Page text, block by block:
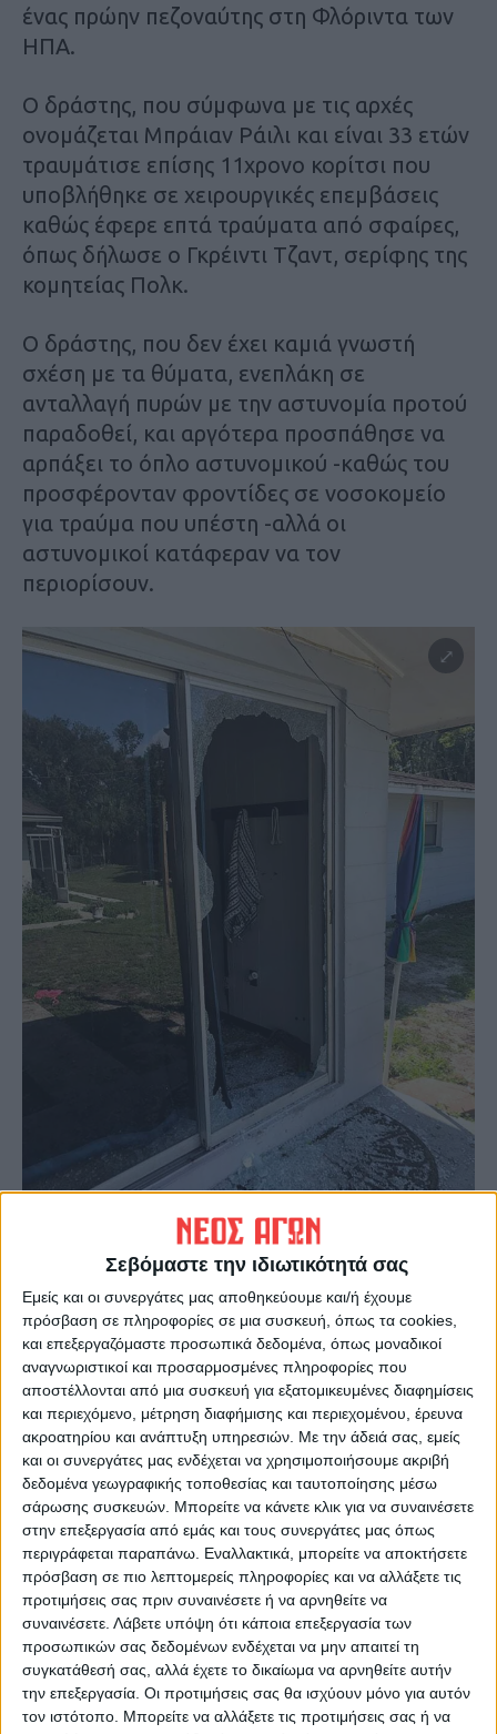
Σεβόμαστε την ιδιωτικότητά σας
Εμείς και οι συνεργάτες μας αποθηκεύουμε και/ή έχουμε
πρόσβαση σε πληροφορίες σε μια συσκευή, όπως τα cookies,
και επεξεργαζόμαστε προσωπικά δεδομένα, όπως μοναδικοί
αναγνωριστικοί και προσαρμοσμένες πληροφορίες που
αποστέλλονται από μια συσκευή για εξατομικευμένες διαφημίσεις
και περιεχόμενο, μέτρηση διαφήμισης και περιεχομένου, έρευνα
ακροατηρίου και ανάπτυξη υπηρεσιών. Με την άδειά σας, εμείς
και οι συνεργάτες μας ενδέχεται να χρησιμοποιήσουμε ακριβή
δεδομένα γεωγραφικής τοποθεσίας και ταυτοποίησης μέσω
σάρωσης συσκευών. Μπορείτε να κάνετε κλικ για να συναινέσετε
στην επεξεργασία από εμάς και τους συνεργάτες μας όπως
περιγράφεται παραπάνω. Εναλλακτικά, μπορείτε να αποκτήσετε
πρόσβαση σε πιο λεπτομερείς πληροφορίες και να αλλάξετε τις
προτιμήσεις σας πριν συναινέσετε ή να αρνηθείτε να
συναινέσετε. Λάβετε υπόψη ότι κάποια επεξεργασία των
προσωπικών σας δεδομένων ενδέχεται να μην απαιτεί τη
συγκατάθεσή σας, αλλά έχετε το δικαίωμα να αρνηθείτε αυτήν
την επεξεργασία. Οι προτιμήσεις σας θα ισχύουν μόνο για αυτόν
τον ιστότοπο. Μπορείτε να αλλάξετε τις προτιμήσεις σας ή να
ένας πρώην πεζοναύτης στη Φλόριντα των
ΗΠΑ.
Ο δράστης, που σύμφωνα με τις αρχές
ονομάζεται Μπράιαν Ράιλι και είναι 33 ετών
τραυμάτισε επίσης 11χρονο κορίτσι που
υποβλήθηκε σε χειρουργικές επεμβάσεις
καθώς έφερε επτά τραύματα από σφαίρες,
όπως δήλωσε ο Γκρέιντι Τζαντ, σερίφης της
κομητείας Πολκ.
Ο δράστης, που δεν έχει καμιά γνωστή
σχέση με τα θύματα, ενεπλάκη σε
ανταλλαγή πυρών με την αστυνομία προτού
παραδοθεί, και αργότερα προσπάθησε να
αρπάξει το όπλο αστυνομικού -καθώς του
προσφέρονταν φροντίδες σε νοσοκομείο
για τραύμα που υπέστη -αλλά οι
αστυνομικοί κατάφεραν να τον
περιορίσουν.
Βετεράνος των πολέμων στο Ιράκ και στο
Αφγανιστάν, ο Μπράιαν Ράιλι εργαζόταν ως
σωματοφύλακας και ιδιωτικός φρουρός. Η
σύντροφός του κατέθεσε στην αστυνομία
πως πάσχει από διαταραχή
μετατραυματικού στρες και κατάθλιψη,
όπως αναφέρει το Reuters.
Πριν από μία εβδομάδα η ψυχική του υγεία
επιδεινώθηκε και είπε στη σύντροφό του
πως είχε αρχίσει να συνομιλεί με τον θεό,
όπως ανέφερε ο σερίφης.
«Είπε κάποια στιγμή στους ντετέκτιβ μας
ότι ’εκλιπαρούσαν για τη ζωή τους αλλά
τους σκότωσα ούτως ή άλλως», πρόσθεσε ο